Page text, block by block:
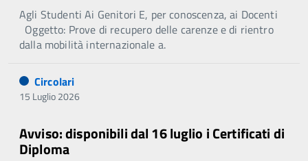
Agli Studenti Ai Genitori E, per conoscenza, ai Docenti
Oggetto: Prove di recupero delle carenze e di rientro
dalla mobilità internazionale a.
Circolari
15 Luglio 2026
Avviso: disponibili dal 16 luglio i Certificati di
Diploma